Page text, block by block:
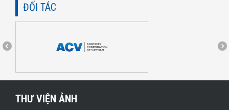
ĐỐI TÁC
THƯ VIỆN ẢNH